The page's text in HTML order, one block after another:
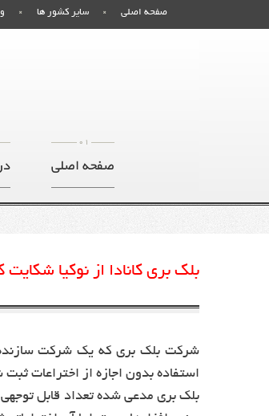
سایر کشور ها صفحه اصلی
01
صفحه اصلی
بلک بری کانادا از نوکیا شکایت
شرکت بلک ‌بری که یک شرکت سازنده
استفاده بدون اجازه از اختراعات
بلک بری مدعی شده تعداد قابل